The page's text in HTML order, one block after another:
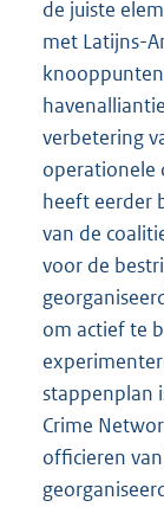
de juiste
met Latijns-
verbetering
operationele
heeft eerder
van de
voor de
om actief te
stappenplan
Crime
officieren